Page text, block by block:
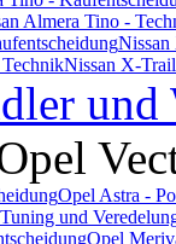
Almera Tino -
Nissan
Nissan X-
und
Opel Astra -
und
Opel